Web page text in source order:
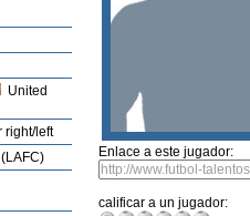
United
right/left
Enlace a este jugador:
calificar a un jugador: